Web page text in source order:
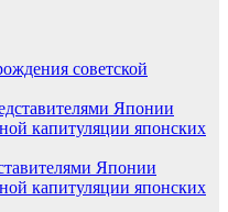
советской
Японии
капитуляции японских